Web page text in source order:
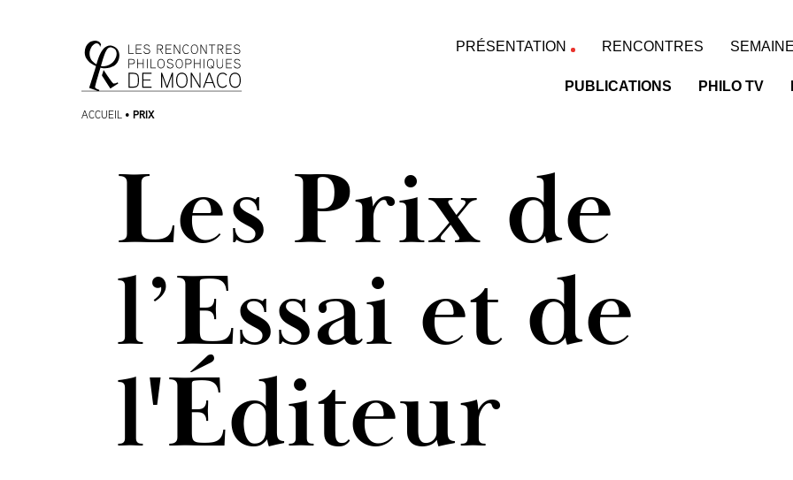
contenu
PRÉSENTATION RENCONTRES
PUBLICATIONS PHILO TV
ACCUEIL • PRIX
Les Prix de
l’Essai et de
l'Éditeur